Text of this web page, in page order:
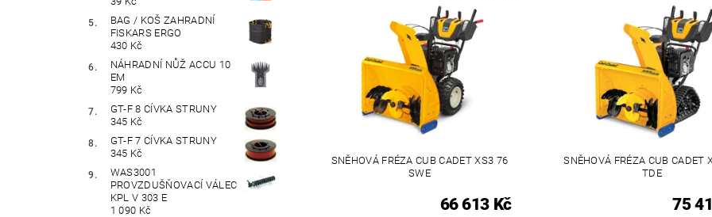
BAG / KOŠ ZAHRADNÍ
FISKARS ERGO
430 Kč
NÁHRADNÍ NŮŽ ACCU 10
EM
799 Kč
GT-F 8 CÍVKA STRUNY
345 Kč
GT-F 7 CÍVKA STRUNY
345 Kč
WAS3001
PROVZDUŠŇOVACÍ VÁLEC
KPL V 303 E
1 090 Kč
SNĚHOVÁ FRÉZA CUB CADET XS3 76
SWE
66 613 Kč
SNĚHOVÁ FRÉZA CUB CADET
TDE
75